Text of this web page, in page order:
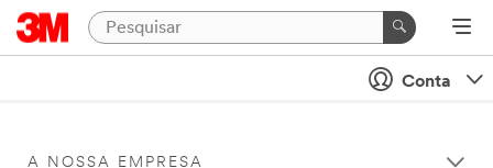
Conta
A NOSSA EMPRESA